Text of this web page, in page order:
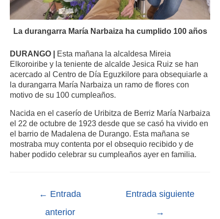
La durangarra María Narbaiza ha cumplido 100 años
DURANGO | Esta mañana la alcaldesa Mireia
Elkoroiribe y la teniente de alcalde Jesica Ruiz se han
acercado al Centro de Día Eguzkilore para obsequiarle a
la durangarra María Narbaiza un ramo de flores con
motivo de su 100 cumpleaños.
Nacida en el caserío de Uribitza de Berriz María Narbaiza
el 22 de octubre de 1923 desde que se casó ha vivido en
el barrio de Madalena de Durango. Esta mañana se
mostraba muy contenta por el obsequio recibido y de
haber podido celebrar su cumpleaños ayer en familia.
← Entrada
anterior
Entrada siguiente
→